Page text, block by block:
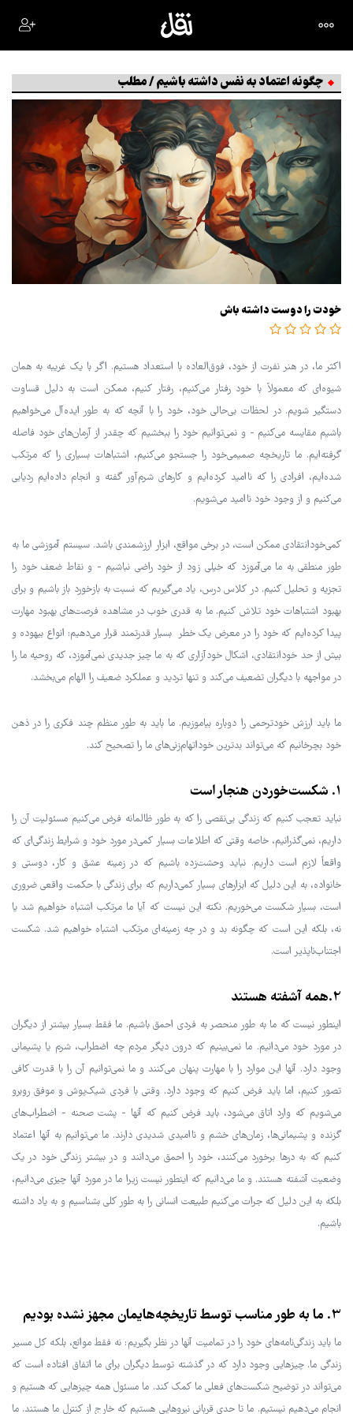
چگونه اعتماد به نفس داشته باشیم / مطلب
خودت را دوست داشته باش
اکثر ما، در هنر نفرت از خود، فوق‌العاده با استعداد هستیم. اگر با یک غریبه به همان
شیوه‌ای که معمولاً با خود رفتار می‌کنیم، رفتار کنیم، ممکن است به دلیل قساوت
دستگیر شویم. در لحظات بی‌حالی خود، خود را با آنچه که به طور ایده‌آل می‌خواهیم
باشیم مقایسه می‌کنیم - و نمی‌توانیم خود را ببخشیم که چقدر از آرمان‌های خود فاصله
گرفته‌ایم. ما تاریخچه صمیمی‌خود را جستجو می‌کنیم، اشتباهات بسیاری را که مرتکب
شده‌ایم، افرادی را که ناامید کرده‌ایم و کارهای شرم‌آور گفته و انجام داده‌ایم ردیابی
می‌کنیم و از وجود خود ناامید می‌شویم.
کمی‌خود‌انتقادی ممکن است، در برخی مواقع، ابزار ارزشمندی باشد. سیستم آموزشی ما به
طور منطقی به ما می‌آموزد که خیلی زود از خود راضی نباشیم - و نقاط ضعف خود را
تجزیه و تحلیل کنیم. در کلاس درس، یاد می‌گیریم که نسبت به بازخورد باز باشیم و برای
بهبود اشتباهات خود تلاش کنیم. ما به قدری خوب در مشاهده فرصت‌های بهبود مهارت
پیدا کرده‌ایم که خود را در معرض یک خطر بسیار قدرتمند قرار می‌دهیم: انواع بیهوده و
بیش از حد خود‌انتقادی، اشکال خود‌آزاری که به ما چیز جدیدی نمی‌آموزد، که روحیه ما را
در مواجهه با دیگران تضعیف می‌کند و تنها تردید و عملکرد ضعیف را الهام می‌بخشد.
ما باید ارزش خود‌ترحمی را دوباره بیاموزیم. ما باید به طور منظم چند فکری را در ذهن
خود بچرخانیم که می‌تواند بدترین خود‌اتهام‌زنی‌های ما را تصحیح کند.
1. شکست‌خوردن هنجار است
نباید تعجب کنیم که زندگی بی‌نقصی را که به طور ظالمانه فرض می‌کنیم مسئولیت آن را
داریم، نمی‌گذرانیم، خاصه وقتی که اطلاعات بسیار کمی‌در مورد خود و شرایط زندگی‌ای که
واقعاً لازم است داریم. نباید وحشت‌زده باشیم که در زمینه عشق و کار، دوستی و
خانواده، به این دلیل که ابزارهای بسیار کمی‌داریم که برای زندگی با حکمت واقعی ضروری
است، بسیار شکست می‌خوریم. نکته این نیست که آیا ما مرتکب اشتباه خواهیم شد یا
نه، بلکه این است که چگونه بد و در چه زمینه‌ای مرتکب اشتباه خواهیم شد. شکست
اجتناب‌ناپذیر است.
2.همه آشفته هستند
اینطور نیست که ما به طور منحصر به فردی احمق باشیم. ما فقط بسیار بیشتر از دیگران
در مورد خود می‌دانیم. ما نمی‌بینیم که درون دیگر مردم چه اضطراب، شرم یا پشیمانی
وجود دارد. آنها این موارد را با مهارت پنهان می‌کنند و ما نمی‌توانیم آن را با قدرت کافی
تصور کنیم، اما باید فرض کنیم که وجود دارد. وقتی با فردی شیک‌پوش و موفق روبرو
می‌شویم که وارد اتاق می‌شود، باید فرض کنیم که آنها - پشت صحنه - اضطراب‌های
گزنده و پشیمانی‌ها، زمان‌های خشم و ناامیدی شدیدی دارند. ما می‌توانیم به آنها اعتماد
کنیم که به درها برخورد می‌کنند، خود را احمق می‌دانند و در بیشتر زندگی خود در یک
وضعیت آشفته هستند. و ما می‌دانیم که اینطور نیست زیرا ما در مورد آنها چیزی می‌دانیم،
بلکه به این دلیل که جرات می‌کنیم طبیعت انسانی را به طور کلی بشناسیم و به یاد داشته
باشیم.
3. ما به طور مناسب توسط تاریخچه‌هایمان مجهز نشده بودیم
ما باید زندگی‌نامه‌های خود را در تمامیت آنها در نظر بگیریم: نه فقط موانع، بلکه کل مسیر
زندگی ما. چیزهایی وجود دارد که در گذشته توسط دیگران برای ما اتفاق افتاده است که
می‌تواند در توضیح شکست‌های فعلی ما کمک کند. ما مسئول همه چیزهایی که هستیم و
انجام می‌دهیم نیستیم. ما تا حدی قربانی نیروهایی هستیم که خارج از کنترل ما هستند. ما